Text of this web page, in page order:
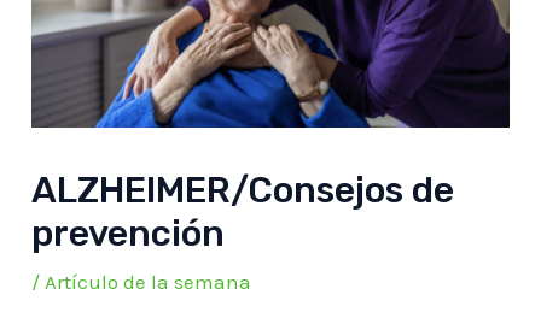
ALZHEIMER/Consejos de
prevención
/ Artículo de la semana